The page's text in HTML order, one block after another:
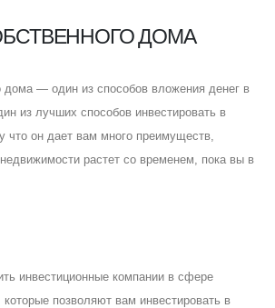
ДОМА
дома — один из способов вложения денег в
из лучших способов инвестировать в
что он дает вам много преимуществ,
растет со временем, пока вы в
инвестиционные компании в сфере
позволяют вам инвестировать в